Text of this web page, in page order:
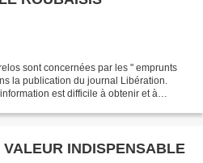
sont concernées par les " emprunts
la publication du journal Libération.
est difficile à obtenir et à
INDISPENSABLE